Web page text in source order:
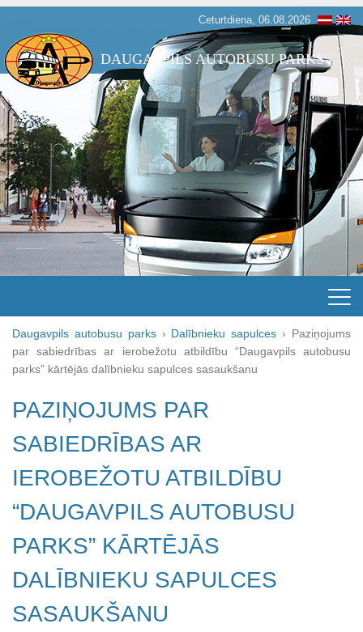
Ceturtdiena, 06.08.2026
DAUGAVPILS AUTOBUSU PARKS
Daugavpils autobusu parks› Dalībnieku sapulces › Paziņojums
par sabiedrības ar ierobežotu atbildību “Daugavpils autobusu
parks” kārtējās dalībnieku sapulces sasaukšanu
PAZIŅOJUMS PAR
SABIEDRĪBAS AR
IEROBEŽOTU ATBILDĪBU
“DAUGAVPILS AUTOBUSU
PARKS” KĀRTĒJĀS
DALĪBNIEKU SAPULCES
SASAUKŠANU